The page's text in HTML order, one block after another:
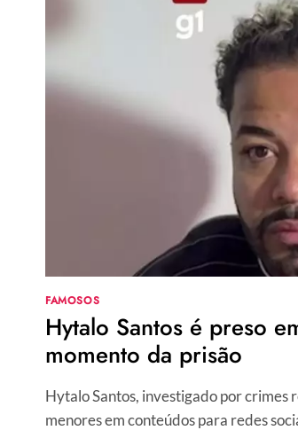
FAMOSOS
Hytalo Santos é preso
momento da prisão
Hytalo Santos, investigado por crimes
menores em conteúdos para redes